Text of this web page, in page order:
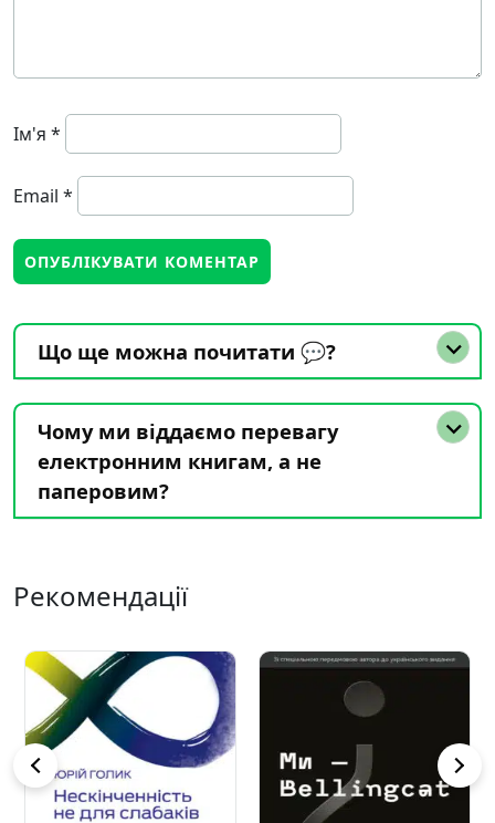
Ім'я *
Email *
Що ще можна почитати 💬?
Чому ми віддаємо перевагу
електронним книгам, а не
паперовим?
Рекомендації